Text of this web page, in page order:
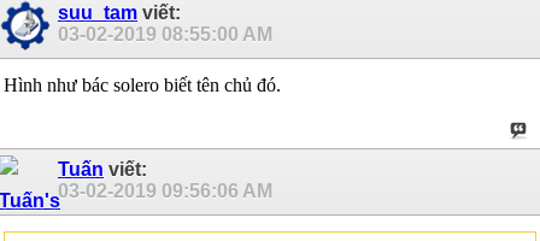
suu_tam viết:
03-02-2019 08:55:00 AM
Hình như bác solero biết tên chủ đó.
Tuấn viết:
03-02-2019 09:56:06 AM